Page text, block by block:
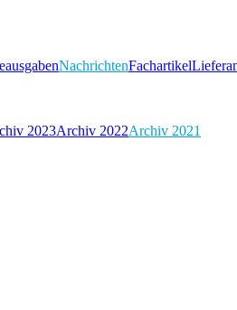
NachrichtenFachartikel
2023Archiv 2022Archiv 2021